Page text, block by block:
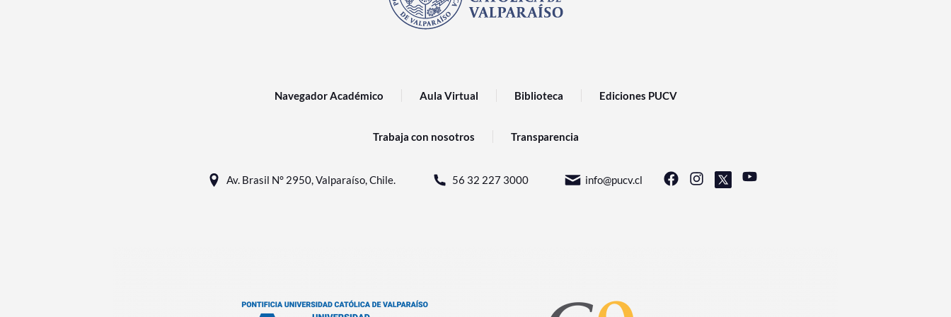
Navegador Académico Aula Virtual Biblioteca Ediciones PUCV
Trabaja con nosotros Transparencia
Av. Brasil N° 2950, Valparaíso, Chile. 56 32 227 3000 info@pucv.cl